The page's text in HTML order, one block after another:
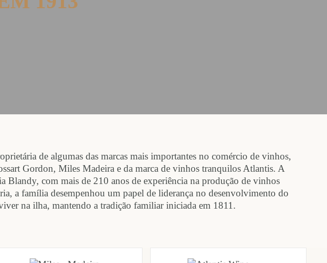
de algumas das marcas mais importantes no comércio de vinhos,
Gordon, Miles Madeira e da marca de vinhos tranquilos Atlantis. A
Blandy, com mais de 210 anos de experiência na produção de vinhos
a família desempenhou um papel de liderança no desenvolvimento do
na ilha, mantendo a tradição familiar iniciada em 1811.